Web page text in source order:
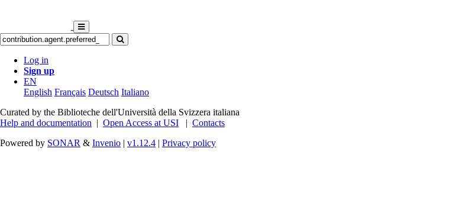
Log in
Sign up
EN
English Français Deutsch Italiano
Curated by the Biblioteche dell'Università della Svizzera italiana
Help and documentation | Open Access at USI | Contacts
Powered by SONAR & Invenio | v1.12.4 | Privacy policy